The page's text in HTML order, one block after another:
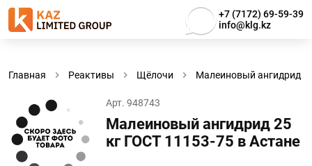
+7 (7172) 69-59-39
info@klg.kz
Главная Реактивы Щёлочи Малеиновый ангидрид
Арт. 948743
Малеиновый ангидрид 25
кг ГОСТ 11153-75 в Астанe